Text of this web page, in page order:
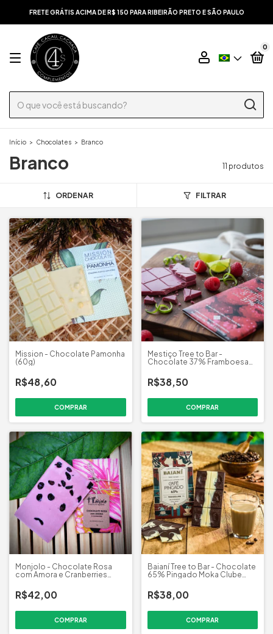
FRETE GRÁTIS ACIMA DE R$ 150 PARA RIBEIRÃO PRETO E SÃO PAULO
0
Início > Chocolates > Branco
Branco 11 produtos
ORDENAR FILTRAR
Mission - Chocolate Pamonha
(60g)
R$48,60
Mestiço Tree to Bar -
Chocolate 37% Framboesa
R$38,50
Monjolo - Chocolate Rosa
com Amora e Cranberries
R$42,00
Baianí Tree to Bar - Chocolate
65% Pingado Moka Clube
R$38,00